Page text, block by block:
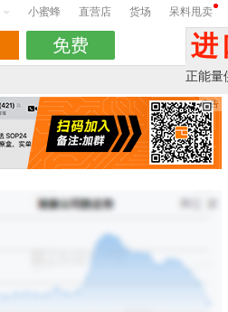
小蜜蜂 直营店 货场 呆料甩卖
正能量